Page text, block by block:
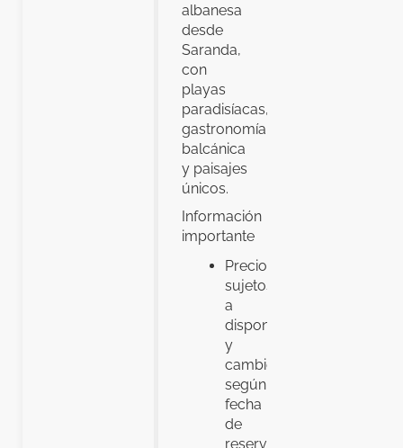
albanesa
desde
Saranda,
con
playas
paradisíacas,
gastronomía
balcánica
y paisajes
únicos.
Información
importante
Precios
sujetos
a
disponibilidad
y
cambios
según
fecha
de
reserva.